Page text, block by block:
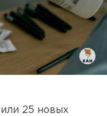
25 новых